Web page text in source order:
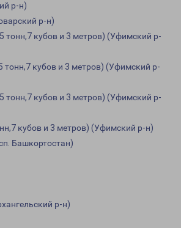
р-н)
р-н)
тонн,7 кубов и 3 метров) (Уфимский р-
тонн,7 кубов и 3 метров) (Уфимский р-
тонн,7 кубов и 3 метров) (Уфимский р-
кубов и 3 метров) (Уфимский р-н)
Башкортостан)
р-н)